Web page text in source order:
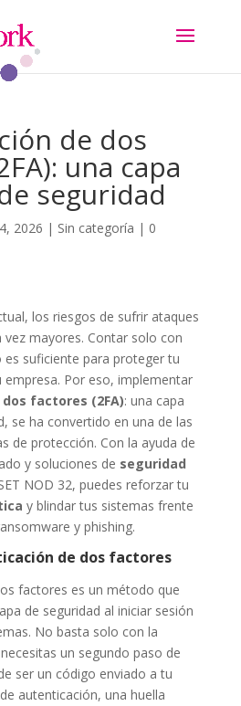
de dos
una capa
seguridad
2026 | Sin categoría | 0
los riesgos de sufrir ataques
vez mayores. Contar solo con
suficiente para proteger tu
Por eso, implementar
factores (2FA): una capa
se ha convertido en una de las
de protección. Con la ayuda de
y soluciones de seguridad
NOD 32, puedes reforzar tu
y blindar tus sistemas frente
y phishing.
de dos factores
factores es un método que
de seguridad al iniciar sesión
No basta solo con la
un segundo paso de
ser un código enviado a tu
autenticación, una huella